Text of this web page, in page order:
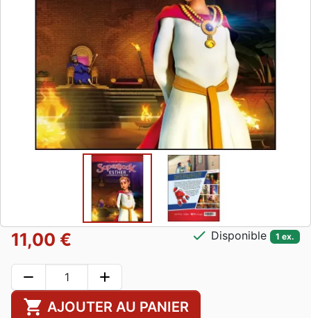
11,00 € check Disponible 1 ex.
remove add
shopping_cart AJOUTER AU PANIER